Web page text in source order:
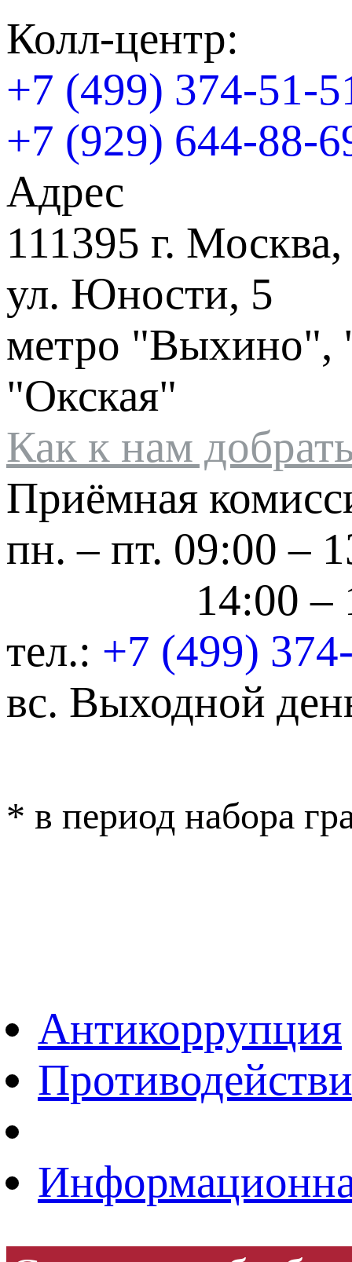
Колл-центр:
+7 (499) 374-51-
+7 (929) 644-88-
Адрес
111395 г. Москва,
ул. Юности, 5
метро "Выхино",
"Окская"
Как к нам
Приёмная
пн. – пт. 09:00 –
14:00 –
тел.: +7 (499)
вс. Выходной
* в период набора
Антикоррупция